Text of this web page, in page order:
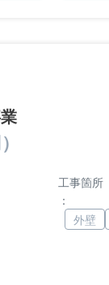
工事箇所
：
外壁